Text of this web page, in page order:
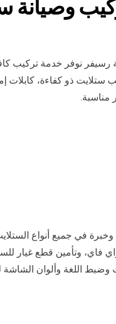
نوفر خدمة تركيب كافة
ذو كفاءة، كابلات
في جميع أنواع
فاي، وتأمين قطع غيار
وضبط اللغة وألوان